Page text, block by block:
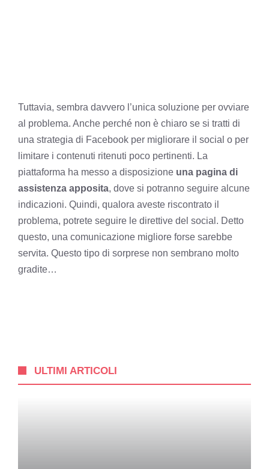
Tuttavia, sembra davvero l’unica soluzione per ovviare
al problema. Anche perché non è chiaro se si tratti di
una strategia di Facebook per migliorare il social o per
limitare i contenuti ritenuti poco pertinenti. La
piattaforma ha messo a disposizione una pagina di
assistenza apposita, dove si potranno seguire alcune
indicazioni. Quindi, qualora aveste riscontrato il
problema, potrete seguire le direttive del social. Detto
questo, una comunicazione migliore forse sarebbe
servita. Questo tipo di sorprese non sembrano molto
gradite…
ULTIMI ARTICOLI